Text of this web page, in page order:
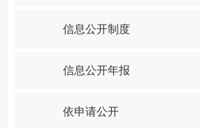
信息公开制度
信息公开年报
依申请公开